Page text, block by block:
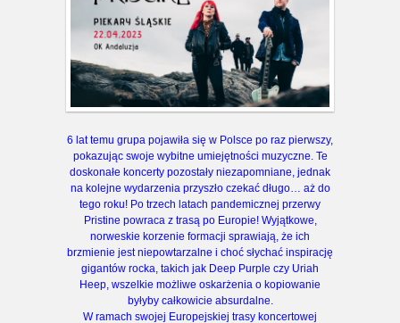
6 lat temu grupa pojawiła się w Polsce po raz pierwszy,
pokazując swoje wybitne umiejętności muzyczne. Te
doskonałe koncerty pozostały niezapomniane, jednak
na kolejne wydarzenia przyszło czekać długo… aż do
tego roku! Po trzech latach pandemicznej przerwy
Pristine powraca z trasą po Europie! Wyjątkowe,
norweskie korzenie formacji sprawiają, że ich
brzmienie jest niepowtarzalne i choć słychać inspirację
gigantów rocka, takich jak Deep Purple czy Uriah
Heep, wszelkie możliwe oskarżenia o kopiowanie
byłyby całkowicie absurdalne.
W ramach swojej Europejskiej trasy koncertowej